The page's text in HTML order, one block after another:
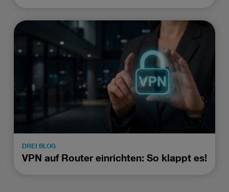
DREI BLOG
VPN auf Router einrichten: So klappt es!